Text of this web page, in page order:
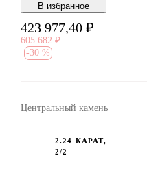
В избранноe
423 977,40 ₽
605 682 ₽
-30 %
Центральный камень
2.24 КАРАТ,
2/2